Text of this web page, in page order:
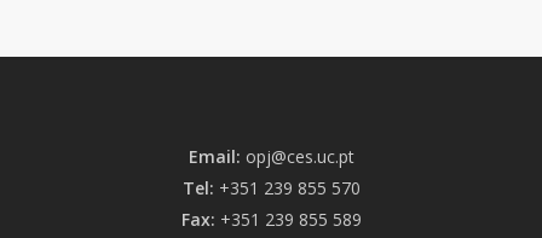
Email: opj@ces.uc.pt
Tel: +351 239 855 570
Fax: +351 239 855 589